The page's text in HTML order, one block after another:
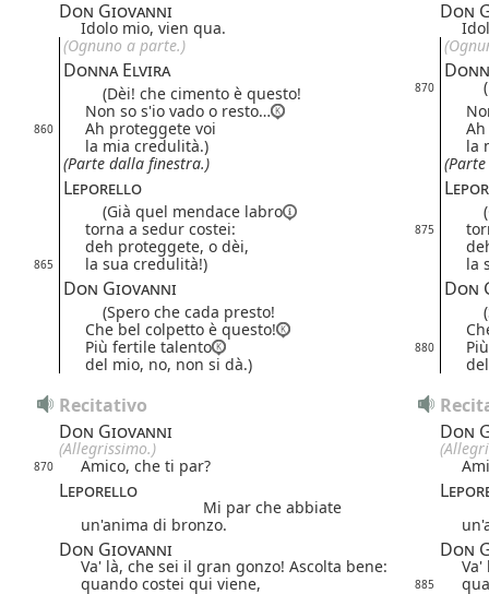
Don Giovanni Don
Idolo mio, vien qua.
(Ognuno a parte.)
Donna Elvira
(Dèi! che cimento è questo! 870
Non so s'io vado o resto…
860 Ah proteggete voi
la mia credulità.)
la
(Parte dalla finestra.)
Leporello
(Già quel mendace labro
torna a sedur costei:
875
deh proteggete, o dèi,
865 la sua credulità!) la
Don Giovanni Don
(Spero che cada presto!
Che bel colpetto è questo!
Più fertile talento
880
del mio, no, non si dà.)
Recitativo
Don Giovanni
Don
(Allegrissimo.)
870 Amico, che ti par?
Leporello
Mi par che abbiate
un'anima di bronzo.
Don Giovanni Don
Va' là, che sei il gran gonzo! Ascolta bene:
Va'
quando costei qui viene,
885